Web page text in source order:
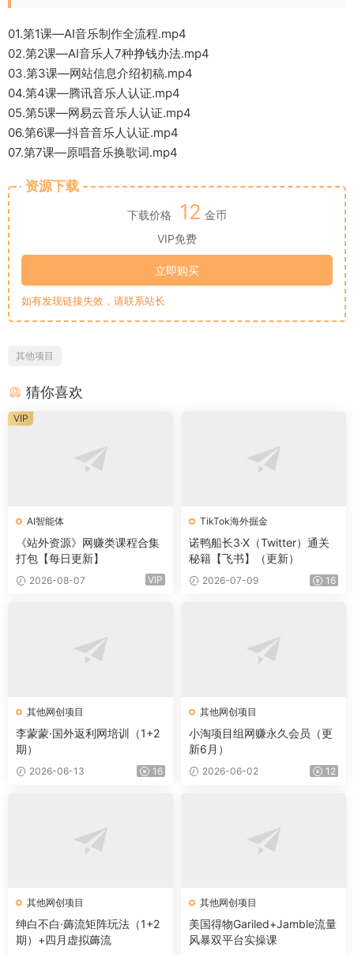
01.第1课—AI音乐制作全流程.mp4
02.第2课—AI音乐人7种挣钱办法.mp4
03.第3课—网站信息介绍初稿.mp4
04.第4课—腾讯音乐人认证.mp4
05.第5课—网易云音乐人认证.mp4
06.第6课—抖音音乐人认证.mp4
07.第7课—原唱音乐换歌词.mp4
资源下载
下载价格 12 金币
VIP免费
立即购买
如有发现链接失效，请联系站长
其他项目
猜你喜欢
AI智能体
《站外资源》网赚类课程合集
打包【每日更新】
2026-08-07 VIP
VIP
TikTok海外掘金
诺鸭船长3·X（Twitter）通关
秘籍【飞书】（更新）
2026-07-09 16
其他网创项目
李蒙蒙·国外返利网培训（1+2
期）
2026-06-13 16
其他网创项目
小淘项目组网赚永久会员（更
新6月）
2026-06-02 12
其他网创项目
绅白不白·薅流矩阵玩法（1+2
期）+四月虚拟薅流
其他网创项目
美国得物Gariled+Jamble流量
风暴双平台实操课